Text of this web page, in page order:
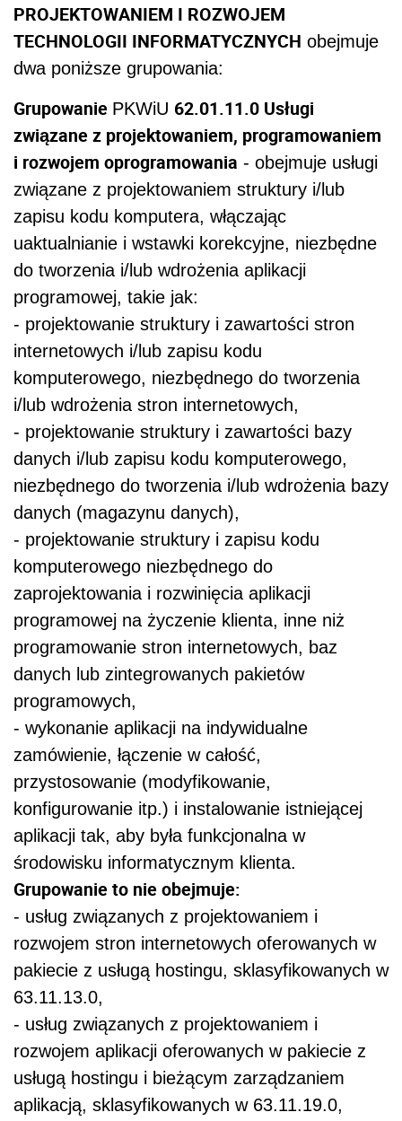
PROJEKTOWANIEM I ROZWOJEM
TECHNOLOGII INFORMATYCZNYCH obejmuje
dwa poniższe grupowania:
Grupowanie PKWiU 62.01.11.0 Usługi
związane z projektowaniem, programowaniem
i rozwojem oprogramowania - obejmuje usługi
związane z projektowaniem struktury i/lub
zapisu kodu komputera, włączając
uaktualnianie i wstawki korekcyjne, niezbędne
do tworzenia i/lub wdrożenia aplikacji
programowej, takie jak:
- projektowanie struktury i zawartości stron
internetowych i/lub zapisu kodu
komputerowego, niezbędnego do tworzenia
i/lub wdrożenia stron internetowych,
- projektowanie struktury i zawartości bazy
danych i/lub zapisu kodu komputerowego,
niezbędnego do tworzenia i/lub wdrożenia bazy
danych (magazynu danych),
- projektowanie struktury i zapisu kodu
komputerowego niezbędnego do
zaprojektowania i rozwinięcia aplikacji
programowej na życzenie klienta, inne niż
programowanie stron internetowych, baz
danych lub zintegrowanych pakietów
programowych,
- wykonanie aplikacji na indywidualne
zamówienie, łączenie w całość,
przystosowanie (modyfikowanie,
konfigurowanie itp.) i instalowanie istniejącej
aplikacji tak, aby była funkcjonalna w
środowisku informatycznym klienta.
Grupowanie to nie obejmuje:
- usług związanych z projektowaniem i
rozwojem stron internetowych oferowanych w
pakiecie z usługą hostingu, sklasyfikowanych w
63.11.13.0,
- usług związanych z projektowaniem i
rozwojem aplikacji oferowanych w pakiecie z
usługą hostingu i bieżącym zarządzaniem
aplikacją, sklasyfikowanych w 63.11.19.0,